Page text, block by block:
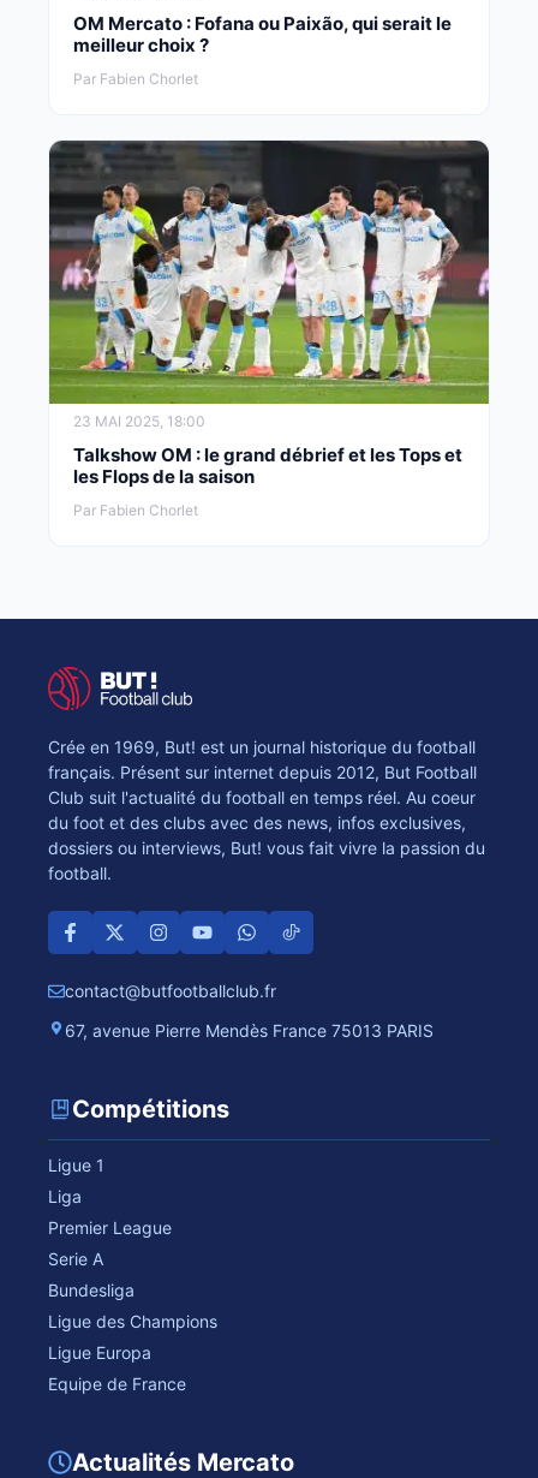
OM Mercato : Fofana ou Paixão, qui serait le
meilleur choix ?
Par Fabien Chorlet
23 MAI 2025, 18:00
Talkshow OM : le grand débrief et les Tops et
les Flops de la saison
Par Fabien Chorlet
Crée en 1969, But! est un journal historique du football
français. Présent sur internet depuis 2012, But Football
Club suit l'actualité du football en temps réel. Au coeur
du foot et des clubs avec des news, infos exclusives,
dossiers ou interviews, But! vous fait vivre la passion du
football.
contact@butfootballclub.fr
67, avenue Pierre Mendès France 75013 PARIS
Compétitions
Ligue 1
Liga
Premier League
Serie A
Bundesliga
Ligue des Champions
Ligue Europa
Equipe de France
Actualités Mercato